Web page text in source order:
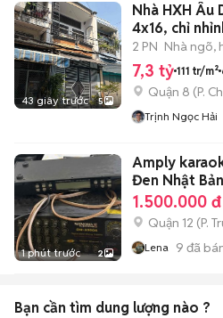
43 giây trước 5
Nhà HXH Âu
4x16, chỉ
2 PN Nhà ngõ,
7,3 tỷ 111 tr/m²
Quận 8 (P.
Trịnh Ngọc Hải
1 phút trước 2
Amply
Đen Nhật Bản
1.500.000 đ
Quận 12 (P.
Lena 9 đã
Bạn cần tìm dung lượng nào ?